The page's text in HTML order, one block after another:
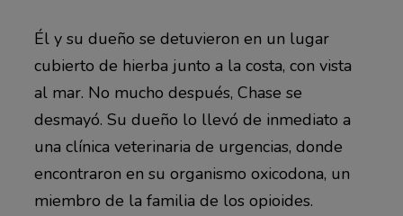
Él y su dueño se detuvieron en un lugar
cubierto de hierba junto a la costa, con vista
al mar. No mucho después, Chase se
desmayó. Su dueño lo llevó de inmediato a
una clínica veterinaria de urgencias, donde
encontraron en su organismo oxicodona, un
miembro de la familia de los opioides.